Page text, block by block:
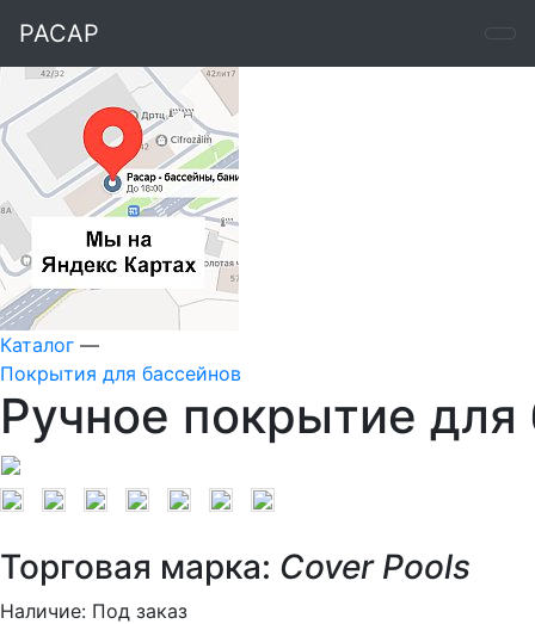
РАСАР
Каталог —
Покрытия для бассейнов
Ручное покрытие для
Торговая марка: Cover Pools
Наличие: Под заказ